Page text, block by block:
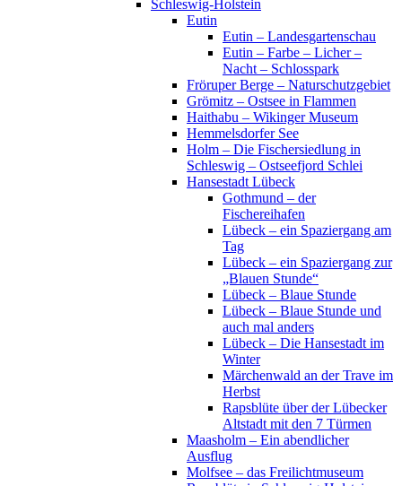
Schleswig-Holstein
Eutin
Eutin – Landesgartenschau
Eutin – Farbe – Licher –
Nacht – Schlosspark
Fröruper Berge – Naturschutzgebiet
Grömitz – Ostsee in Flammen
Haithabu – Wikinger Museum
Hemmelsdorfer See
Holm – Die Fischersiedlung in
Schleswig – Ostseefjord Schlei
Hansestadt Lübeck
Gothmund – der
Fischereihafen
Lübeck – ein Spaziergang am
Tag
Lübeck – ein Spaziergang zur
„Blauen Stunde“
Lübeck – Blaue Stunde
Lübeck – Blaue Stunde und
auch mal anders
Lübeck – Die Hansestadt im
Winter
Märchenwald an der Trave im
Herbst
Rapsblüte über der Lübecker
Altstadt mit den 7 Türmen
Maasholm – Ein abendlicher
Ausflug
Molfsee – das Freilichtmuseum